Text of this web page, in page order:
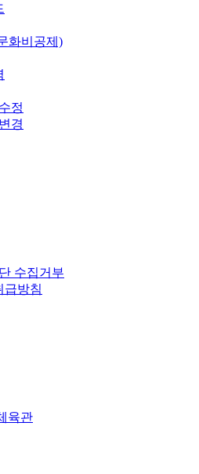
화비공제)
정
경
수집거부
급방침
육관